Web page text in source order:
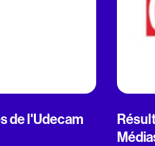
de l'Udecam